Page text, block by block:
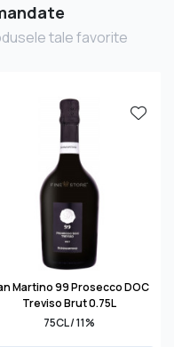
tale favorite
Martino 99 Prosecco DOC
Treviso Brut 0.75L
75CL / 11%